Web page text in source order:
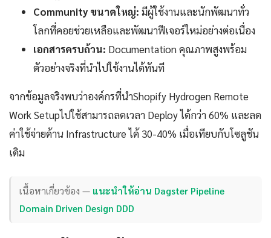
Community ขนาดใหญ่: มีผู้ใช้งานและนักพัฒนาทั่ว
โลกที่คอยช่วยเหลือและพัฒนาฟีเจอร์ใหม่อย่างต่อเนื่อง
เอกสารครบถ้วน: Documentation คุณภาพสูงพร้อม
ตัวอย่างจริงที่นำไปใช้งานได้ทันที
จากข้อมูลจริงพบว่าองค์กรที่นำShopify Hydrogen Remote
Work Setupไปใช้สามารถลดเวลา Deploy ได้กว่า 60% และลด
ค่าใช้จ่ายด้าน Infrastructure ได้ 30-40% เมื่อเทียบกับโซลูชัน
เดิม
เนื้อหาเกี่ยวข้อง — แนะนำให้อ่าน Dagster Pipeline
Domain Driven Design DDD